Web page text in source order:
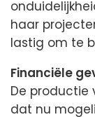
haar
lastig om te
Financiële
De productie
dat nu